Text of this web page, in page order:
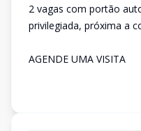
2 vagas com portão
privilegiada, próxima a
AGENDE UMA VISITA